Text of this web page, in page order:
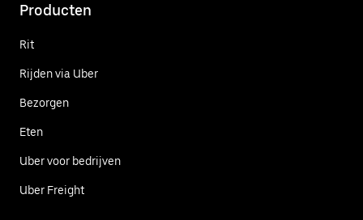
Producten
Rit
Rijden via Uber
Bezorgen
Eten
Uber voor bedrijven
Uber Freight